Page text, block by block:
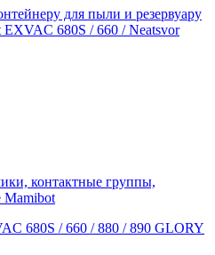
для пыли и резервуару
680S / 660 / Neatsvor
контактные группы,
Mamibot
680S / 660 / 880 / 890 GLORY